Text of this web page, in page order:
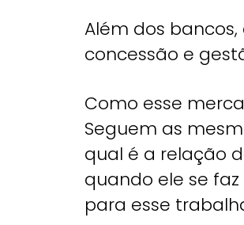
Além dos
concessão e
Como esse
Seguem as
qual é a relação
quando ele se
para esse